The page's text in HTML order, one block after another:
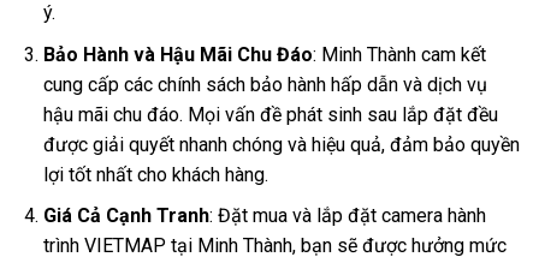
ý.
Bảo Hành và Hậu Mãi Chu Đáo: Minh Thành cam kết
cung cấp các chính sách bảo hành hấp dẫn và dịch vụ
hậu mãi chu đáo. Mọi vấn đề phát sinh sau lắp đặt đều
được giải quyết nhanh chóng và hiệu quả, đảm bảo quyền
lợi tốt nhất cho khách hàng.
Giá Cả Cạnh Tranh: Đặt mua và lắp đặt camera hành
trình VIETMAP tại Minh Thành, bạn sẽ được hưởng mức